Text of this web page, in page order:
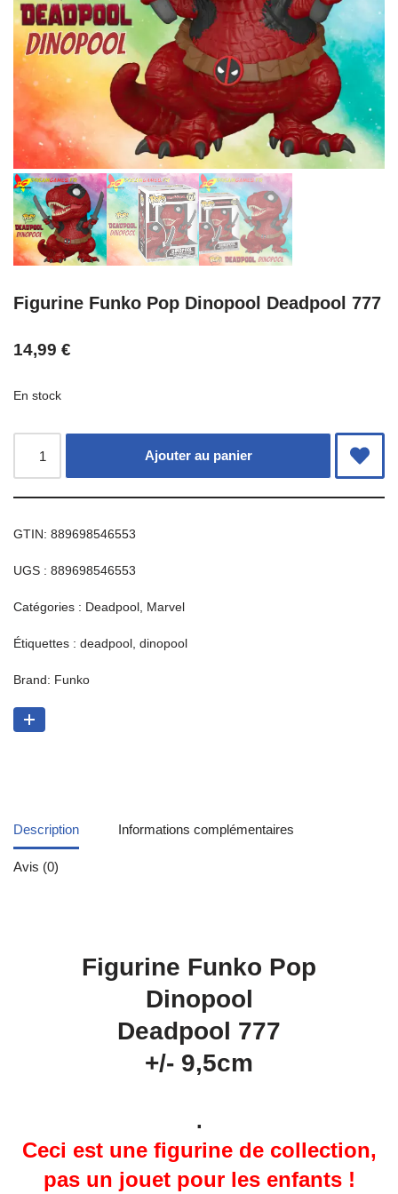
Figurine Funko Pop Dinopool Deadpool 777
14,99 €
En stock
Ajouter au panier
GTIN: 889698546553
UGS : 889698546553
Catégories : Deadpool , Marvel
Étiquettes : deadpool , dinopool
Brand: Funko
Description Informations complémentaires
Avis (0)
Figurine Funko Pop
Dinopool
Deadpool 777
+/- 9,5cm
.
Ceci est une figurine de collection,
pas un jouet pour les enfants !